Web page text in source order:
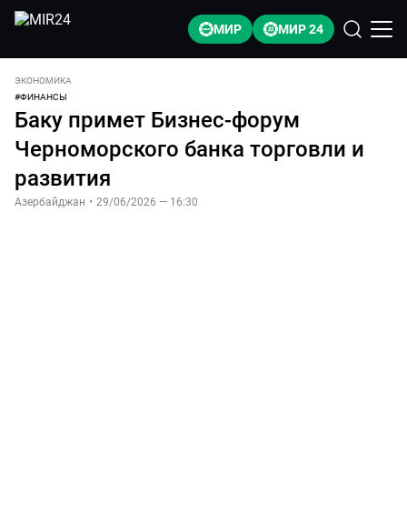
МИР МИР 24
ЭКОНОМИКА
#ФИНАНСЫ
Баку примет Бизнес-форум
Черноморского банка торговли и
развития
Азербайджан • 29/06/2026 — 16:30